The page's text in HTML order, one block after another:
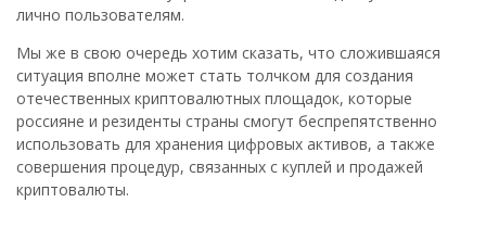
лично пользователям.
Мы же в свою очередь хотим сказать, что сложившаяся
ситуация вполне может стать толчком для создания
отечественных криптовалютных площадок, которые
россияне и резиденты страны смогут беспрепятственно
использовать для хранения цифровых активов, а также
совершения процедур, связанных с куплей и продажей
криптовалюты.